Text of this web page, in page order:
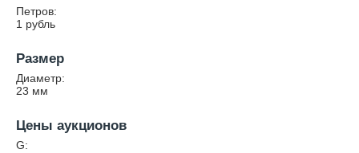
Петров:
1 рубль
Размер
Диаметр:
23 мм
Цены аукционов
G: